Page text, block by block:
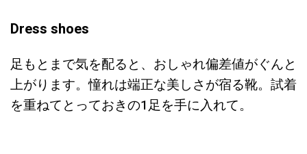
Dress shoes
足もとまで気を配ると、おしゃれ偏差値がぐんと
上がります。憧れは端正な美しさが宿る靴。試着
を重ねてとっておきの1足を手に入れて。